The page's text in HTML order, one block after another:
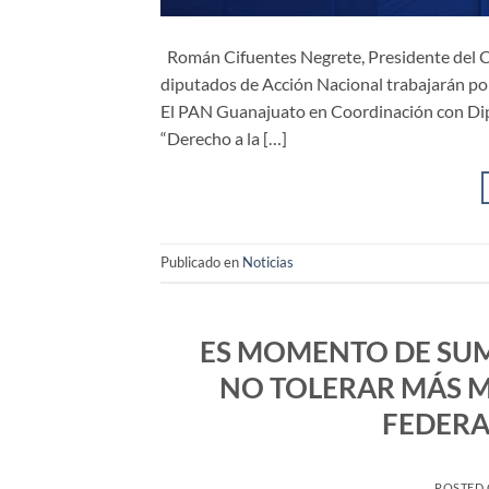
Román Cifuentes Negrete, Presidente del
diputados de Acción Nacional trabajarán
El PAN Guanajuato en Coordinación con
“Derecho a la […]
Publicado en Noticias
ES MOMENTO DE
NO TOLERAR MÁS